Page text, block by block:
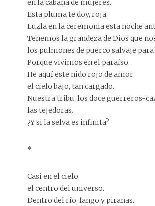
en la cabana de mujeres.
Esta pluma te doy, roja.
Luzla en la ceremonia esta noche
Tenemos la grandeza de Dios que
los pulmones de puerco salvaje
Porque vivimos en el paraíso.
He aquí este nido rojo de amor
el cielo bajo, tan cargado.
Nuestra tribu, los doce guerreros-
las tejedoras.
¿Y si la selva es infinita?
*
Casi en el cielo,
el centro del universo.
Dentro del río, fango y piranas.